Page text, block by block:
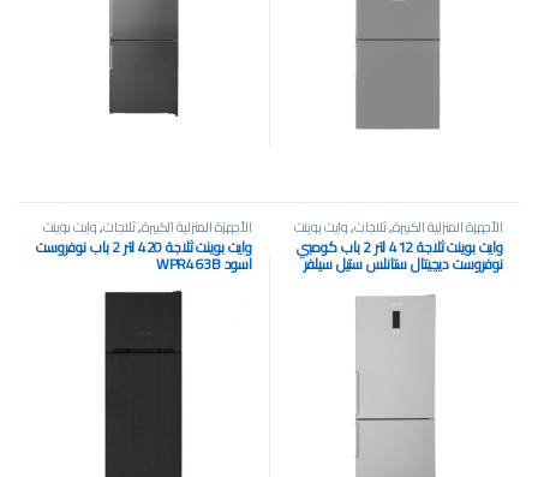
الأجهزة المنزلية الكبيرة,ثلاجات,وايت بوينت
وايت بوينت ثلاجة 412 لتر 2 باب كومبي
نوفروست ديچيتال ستانلس ستيل سيلفر
WPRC462DX
الأجهزة المنزلية الكبيرة,ثلاجات,وايت بوينت
وايت بوينت ثلاجة 420 لتر 2 باب نوفروست
اسود WPR463B